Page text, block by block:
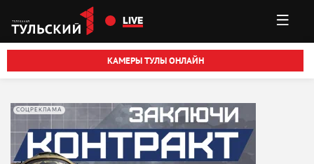
Перейти к основному содержанию
LIVE
КАМЕРЫ ТУЛЫ ОНЛАЙН
СОЦРЕКЛАМА